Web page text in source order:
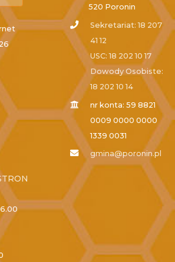
520 Poronin
Sekretariat: 18 207
41 12
USC: 18 202 10 17
Dowody Osobiste:
18 202 10 14
nr konta: 59 8821
0009 0000 0000
1339 0031
gmina@poronin.pl